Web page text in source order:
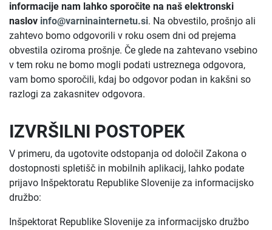
informacije nam lahko sporočite na naš elektronski
naslov info@varninainternetu.si. Na obvestilo, prošnjo ali
zahtevo bomo odgovorili v roku osem dni od prejema
obvestila oziroma prošnje. Če glede na zahtevano vsebino
v tem roku ne bomo mogli podati ustreznega odgovora,
vam bomo sporočili, kdaj bo odgovor podan in kakšni so
razlogi za zakasnitev odgovora.
IZVRŠILNI POSTOPEK
V primeru, da ugotovite odstopanja od določil Zakona o
dostopnosti spletišč in mobilnih aplikacij, lahko podate
prijavo Inšpektoratu Republike Slovenije za informacijsko
družbo:
Inšpektorat Republike Slovenije za informacijsko družbo